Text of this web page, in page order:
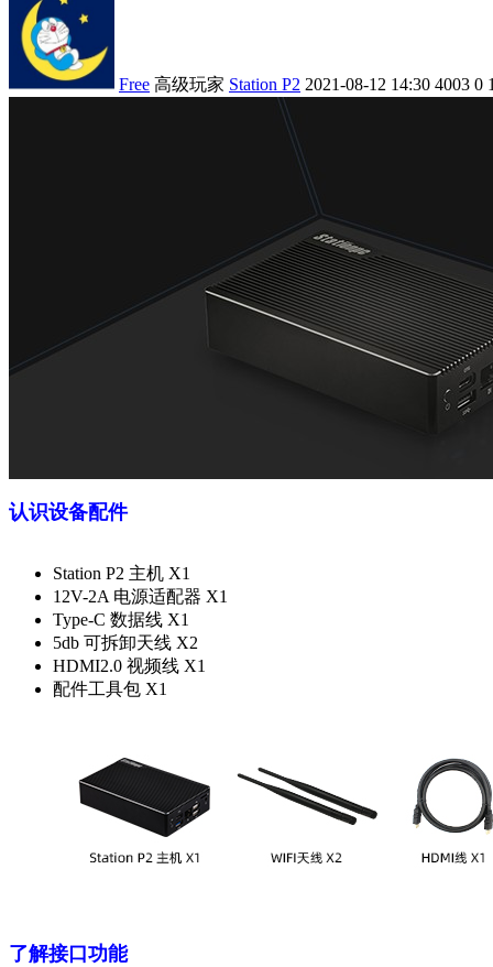
Free 高级玩家 Station P2 2021-08-12 14:30 4003 0
认识设备配件
Station P2 主机 X1
12V-2A 电源适配器 X1
Type-C 数据线 X1
5db 可拆卸天线 X2
HDMI2.0 视频线 X1
配件工具包 X1
了解接口功能